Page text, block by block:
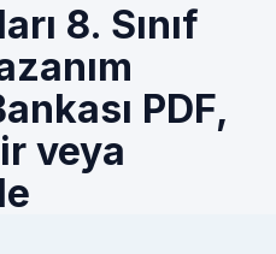
8. Sınıf
PDF,
veya